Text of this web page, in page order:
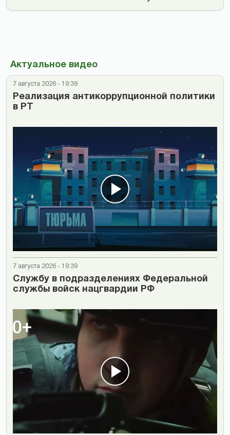
Актуальное видео
7 августа 2026 - 19:39
Реализация антикоррупционной политики
в РТ
7 августа 2026 - 19:39
Cлужбу в подразделениях Федеральной
службы войск нацгвардии РФ